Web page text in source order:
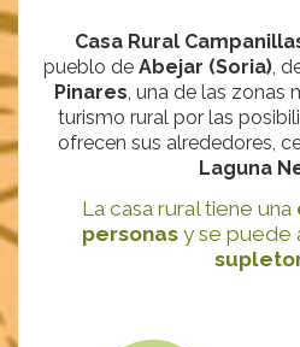
Casa Rural
pueblo de Abejar (Soria),
Pinares, una de las zonas
turismo rural por las
ofrecen sus alrededores,
Laguna
La casa rural tiene una
personasy se puede